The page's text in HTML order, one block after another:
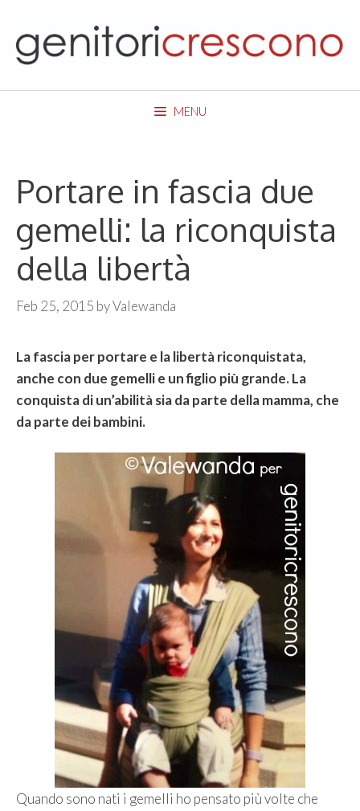
content
MENU
Portare in fascia due
gemelli: la riconquista
della libertà
Feb 25, 2015 byValewanda
La fascia per portare e la libertà riconquistata,
anche con due gemelli e un figlio più grande. La
conquista di un’abilità sia da parte della mamma, che
da parte dei bambini.
Quando sono nati i gemelli ho pensato più volte che